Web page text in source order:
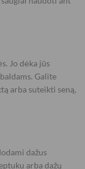
Jo dėka jūs
Galite
arba suteikti seną,
dažus
arba dažų